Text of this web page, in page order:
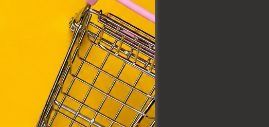
a „sütik"
vagy egyéb
kérniük.